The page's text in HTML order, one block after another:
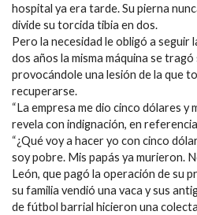
hospital ya era tarde. Su pierna
divide su torcida tibia en dos.
Pero la necesidad le obligó a seguir
dos años la misma máquina se
provocándole una lesión de la que
recuperarse.
“La empresa me dio cinco dólares y
revela con indignación, en
“¿Qué voy a hacer yo con cinco
soy pobre. Mis papás ya murieron.
León, que pagó la operación de su
su familia vendió una vaca y sus
de fútbol barrial hicieron una